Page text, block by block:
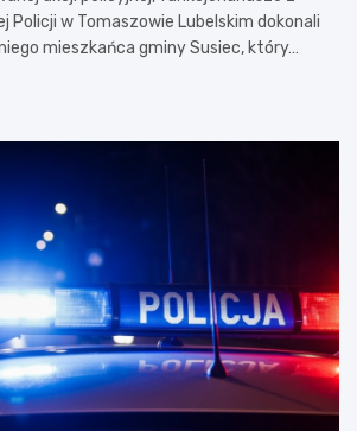
Policji w Tomaszowie Lubelskim dokonali
mieszkańca gminy Susiec, który…